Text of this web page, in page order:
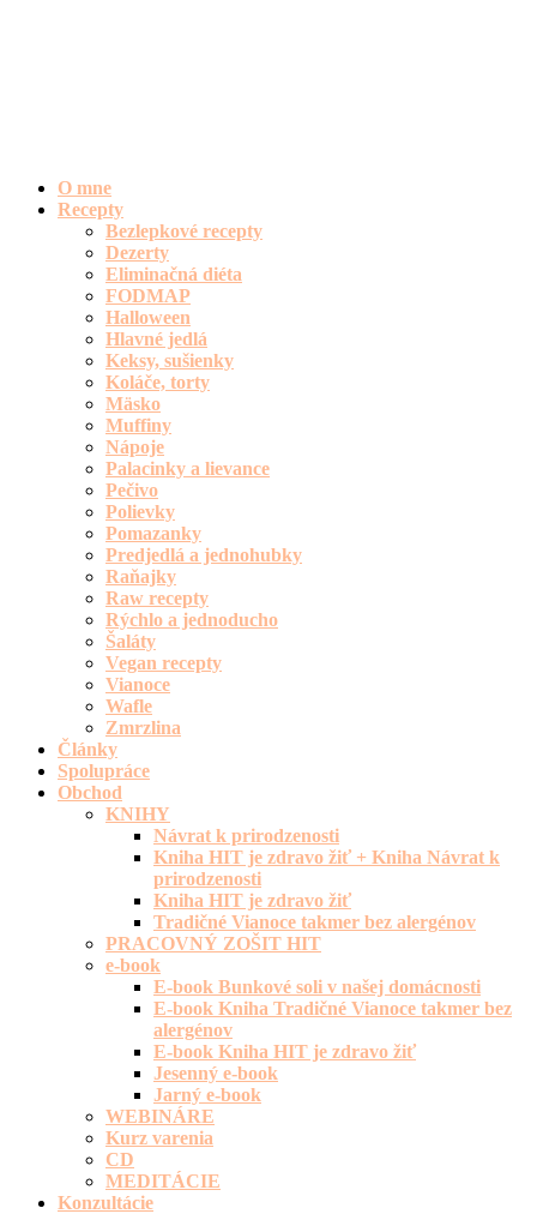
O mne
Recepty
Bezlepkové recepty
Dezerty
Eliminačná diéta
FODMAP
Halloween
Hlavné jedlá
Keksy, sušienky
Koláče, torty
Mäsko
Muffiny
Nápoje
Palacinky a lievance
Pečivo
Polievky
Pomazanky
Predjedlá a jednohubky
Raňajky
Raw recepty
Rýchlo a jednoducho
Šaláty
Vegan recepty
Vianoce
Wafle
Zmrzlina
Články
Spolupráce
Obchod
KNIHY
Návrat k prirodzenosti
Kniha HIT je zdravo žiť + Kniha Návrat k
prirodzenosti
Kniha HIT je zdravo žiť
Tradičné Vianoce takmer bez alergénov
PRACOVNÝ ZOŠIT HIT
e-book
E-book Bunkové soli v našej domácnosti
E-book Kniha Tradičné Vianoce takmer bez
alergénov
E-book Kniha HIT je zdravo žiť
Jesenný e-book
Jarný e-book
WEBINÁRE
Kurz varenia
CD
MEDITÁCIE
Konzultácie